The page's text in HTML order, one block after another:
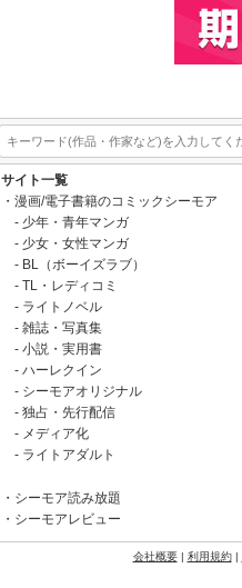
サイト一覧
漫画/電子書籍のコミックシーモア
少年・青年マンガ
少女・女性マンガ
BL（ボーイズラブ）
TL・レディコミ
ライトノベル
雑誌・写真集
小説・実用書
ハーレクイン
シーモアオリジナル
独占・先行配信
メディア化
ライトアダルト
シーモア読み放題
シーモアレビュー
会社概要| 利用規約|